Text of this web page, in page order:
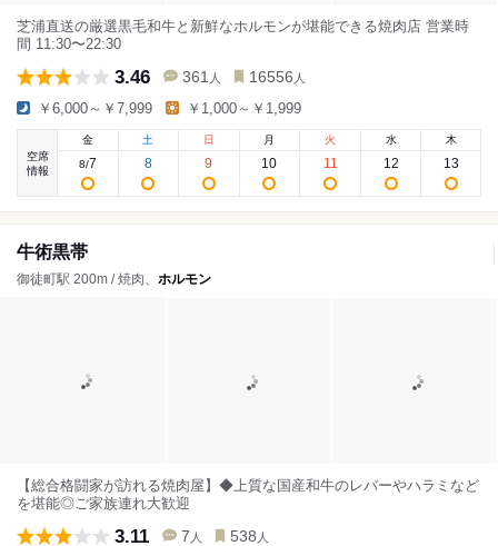
芝浦直送の厳選黒毛和牛と新鮮なホルモンが堪能できる焼肉店 営業時
間 11:30〜22:30
3.46 361 人 16556 人
￥6,000～￥7,999 ￥1,000～￥1,999
空席
情報
金
8/7
土
8
日
9
月
10
火
11
水
12
木
13
牛術黒帯
御徒町駅 200m / 焼肉、 ホルモン
【総合格闘家が訪れる焼肉屋】◆上質な国産和牛のレバーやハラミなど
を堪能◎ご家族連れ大歓迎
3.11 7 人 538 人